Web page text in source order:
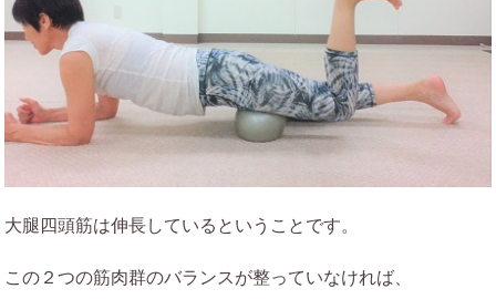
大腿四頭筋は伸長しているということです。
この２つの筋肉群のバランスが整っていなければ、